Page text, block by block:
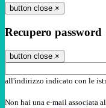
button close ×
Recupero password
button close ×
all'indirizzo indicato con le
Non hai una e-mail associata